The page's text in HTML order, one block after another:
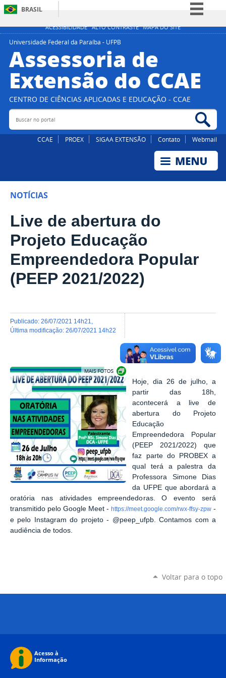
ACESSIBILIDADE ALTO CONTRASTE MAPA DO SITE
BRASIL
Simplifique!
Participe
Acesso à informação
Legislação
Canais
Universidade Federal da Paraíba - UFPB
Assessoria de
Extensão do CCAE
CENTRO DE CIÊNCIAS APLICADAS E EDUCAÇÃO - CCAE
Buscar no portal
CCAE PROEX SIGAA EXTENSÃO Contato Webmail
NOTÍCIAS
Live de abertura do
Projeto Educação
Empreendedora Popular
(PEEP 2021/2022)
publicado: 26/07/2021 14h21
última modificação: 26/07/2021 14h22
Hoje, dia 26 de julho, a
partir das 18h,
acontecerá a live de
abertura do Projeto
Educação
Empreendedora Popular
(PEEP 2021/2022) que
faz parte do PROBEX a
qual terá a palestra da
Professora Simone Dias
da UFPE que abordará a
oratória nas atividades empreendedoras. O evento será
transmitido pelo Google Meet - https://meet.google.com/rwx-ffsy-zpw -
e pelo Instagram do projeto - @peep_ufpb. Contamos com a
audiência de todos.
Voltar para o topo